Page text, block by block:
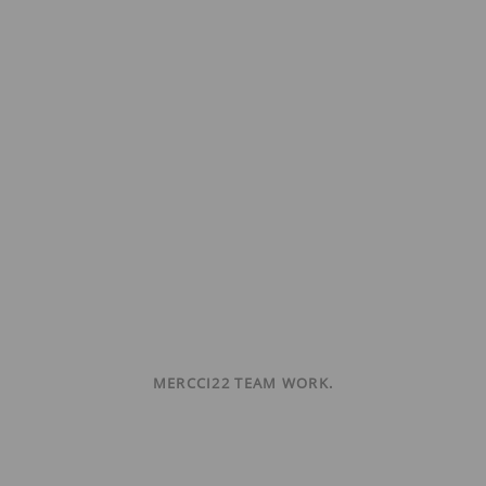
MERCCI22 TEAM WORK.